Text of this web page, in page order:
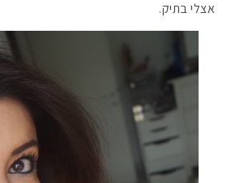
אצלי בתיק.